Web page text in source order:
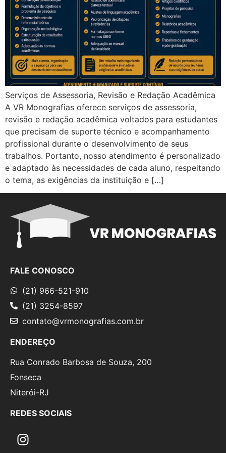
Serviços de Assessoria, Revisão e Redação Acadêmica
A VR Monografias oferece serviços de assessoria,
revisão e redação acadêmica voltados para estudantes
que precisam de suporte técnico e acompanhamento
profissional durante o desenvolvimento de seus
trabalhos. Portanto, nosso atendimento é personalizado
e adaptado às necessidades de cada aluno, respeitando
o tema, as exigências da instituição e […]
FALE CONOSCO
(21) 966-521-910
(21) 3254-8597
contato@vrmonografias.com.br
ENDEREÇO
Rua Conrado Barbosa de Souza, 200
Fonseca
Niterói-RJ
REDES SOCIAIS